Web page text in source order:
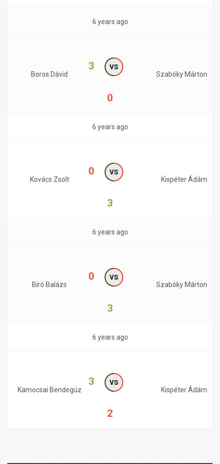
6 years ago
Boros Dávid
3 vs
0
Szabóky Márton
6 years ago
Kovács Zsolt
0 vs
3
Kispéter Ádám
6 years ago
Bíró Balázs
0 vs
3
Szabóky Márton
6 years ago
Kamocsai Bendegúz
3 vs
2
Kispéter Ádám